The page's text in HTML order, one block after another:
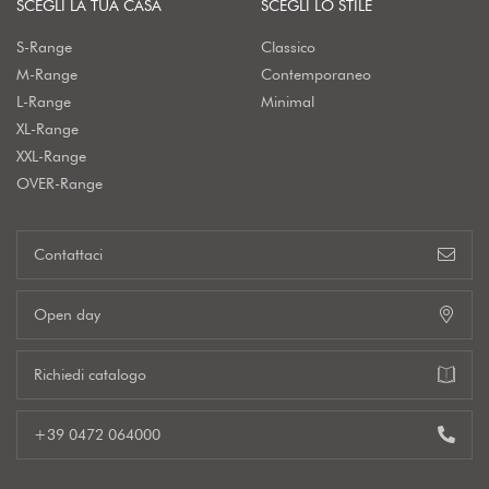
SCEGLI LA TUA CASA
S-Range
M-Range
L-Range
XL-Range
XXL-Range
OVER-Range
SCEGLI LO STILE
Classico
Contemporaneo
Minimal
Contattaci
Open day
Richiedi catalogo
+39 0472 064000